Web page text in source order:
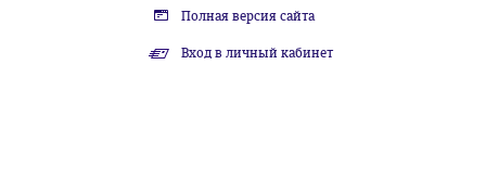
Полная версия сайта
Вход в личный кабинет